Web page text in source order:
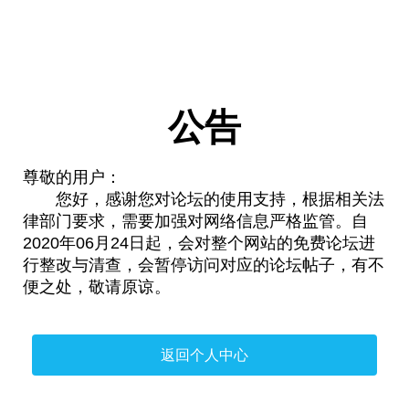
公告
尊敬的用户：
您好，感谢您对论坛的使用支持，根据相关法
律部门要求，需要加强对网络信息严格监管。自
2020年06月24日起，会对整个网站的免费论坛进
行整改与清查，会暂停访问对应的论坛帖子，有不
便之处，敬请原谅。
返回个人中心